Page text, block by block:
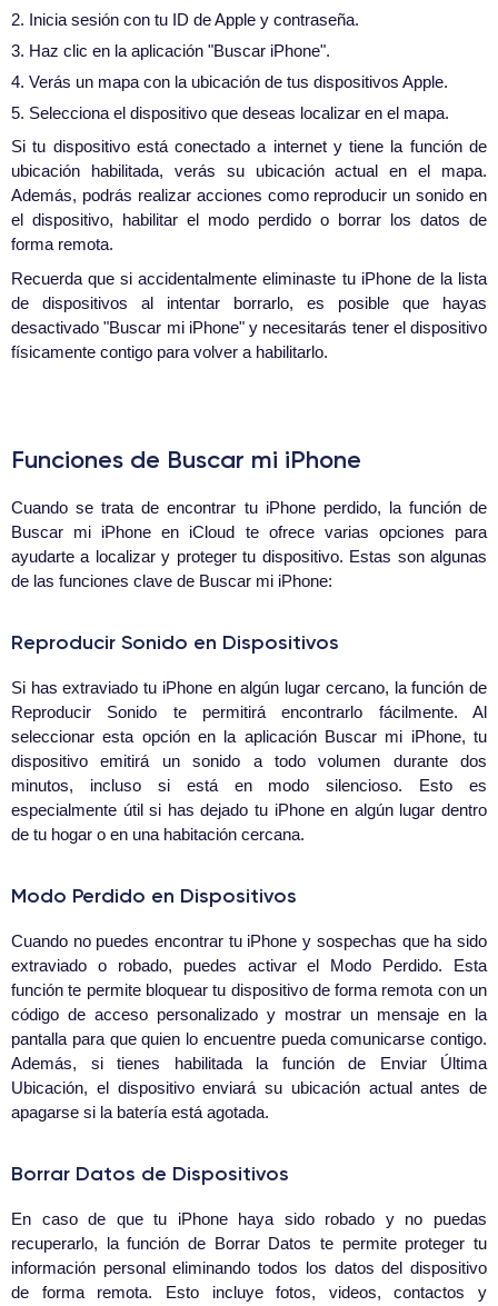
2. Inicia sesión con tu ID de Apple y contraseña.
3. Haz clic en la aplicación "Buscar iPhone".
4. Verás un mapa con la ubicación de tus dispositivos Apple.
5. Selecciona el dispositivo que deseas localizar en el mapa.
Si tu dispositivo está conectado a internet y tiene la función de
ubicación habilitada, verás su ubicación actual en el mapa.
Además, podrás realizar acciones como reproducir un sonido en
el dispositivo, habilitar el modo perdido o borrar los datos de
forma remota.
Recuerda que si accidentalmente eliminaste tu iPhone de la lista
de dispositivos al intentar borrarlo, es posible que hayas
desactivado "Buscar mi iPhone" y necesitarás tener el dispositivo
físicamente contigo para volver a habilitarlo.
Funciones de Buscar mi iPhone
Cuando se trata de encontrar tu iPhone perdido, la función de
Buscar mi iPhone en iCloud te ofrece varias opciones para
ayudarte a localizar y proteger tu dispositivo. Estas son algunas
de las funciones clave de Buscar mi iPhone:
Reproducir Sonido en Dispositivos
Si has extraviado tu iPhone en algún lugar cercano, la función de
Reproducir Sonido te permitirá encontrarlo fácilmente. Al
seleccionar esta opción en la aplicación Buscar mi iPhone, tu
dispositivo emitirá un sonido a todo volumen durante dos
minutos, incluso si está en modo silencioso. Esto es
especialmente útil si has dejado tu iPhone en algún lugar dentro
de tu hogar o en una habitación cercana.
Modo Perdido en Dispositivos
Cuando no puedes encontrar tu iPhone y sospechas que ha sido
extraviado o robado, puedes activar el Modo Perdido. Esta
función te permite bloquear tu dispositivo de forma remota con un
código de acceso personalizado y mostrar un mensaje en la
pantalla para que quien lo encuentre pueda comunicarse contigo.
Además, si tienes habilitada la función de Enviar Última
Ubicación, el dispositivo enviará su ubicación actual antes de
apagarse si la batería está agotada.
Borrar Datos de Dispositivos
En caso de que tu iPhone haya sido robado y no puedas
recuperarlo, la función de Borrar Datos te permite proteger tu
información personal eliminando todos los datos del dispositivo
de forma remota. Esto incluye fotos, videos, contactos y